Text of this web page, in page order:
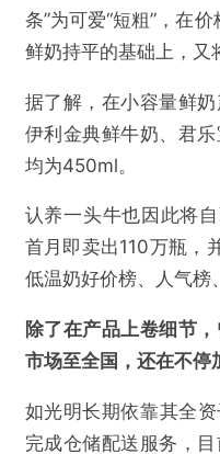
条”为可爱“短粗”，在
鲜奶持平的基础上，又
据了解，在小容量鲜
伊利金典鲜牛奶、君
均为450ml。
认养一头牛也因此将
首月即卖出110万瓶，
低温奶好价榜、人气榜
除了在产品上卷细节
市场至全国，还在不停
如光明长期依靠其全
完成仓储配送服务，